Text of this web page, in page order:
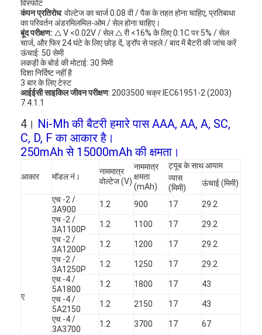
कारखाना भ्रमण
गुणवत्ता नियंत्रण
संपर्क करें
समाचार
लिथियम पॉलिमर बैटरी
ऊर्जा भंडारण बैटरी
एच बैटरी
एनआईसीडी रिचार्जेबल बैटरी
एलसीडी बैटरी चार्जर
विस्फोट
कंपन प्रतिरोध: वोल्टेज का चार्ज 0.08 वी / पैक के तहत होना चाहिए, प्रतिबाधा
का परिवर्तन अंडरमिलमिल-ओम / सेल होना चाहिए।
बूंद परीक्षण: △ V <0.02V / सेल △ री <16% के लिए 0.1C पर 5% / सेल
चार्ज, और फिर 24 घंटे के लिए छोड़ दें, ड्रॉप से ​​पहले / बाद में बैटरी की जांच करें
ऊंचाई: 50 सेमी
लकड़ी के बोर्ड की मोटाई: 30 मिमी
दिशा निर्दिष्ट नहीं है
3 बार के लिए टेस्ट
आईईसी साइकिल जीवन परीक्षण: 2003500 चक्र IEC61951-2 (2003)
7.4.1.1
4। Ni-Mh की बैटरी हमारे पास AAA, AA, A, SC,
C, D, F का आकार है।
250mAh से 15000mAh की क्षमता।
आकार मॉडल नं।
नाममात्र
वोल्टेज (V)
नाममात्र
क्षमता
(mAh)
ट्यूब के साथ आयाम
व्यास
(मिमी)
ऊंचाई (मिमी)
ए
एच -2 /
3A900
1.2 900 17
29.2
एच -2 /
3A1100P
1.2 1100 17
29.2
एच -2 /
3A1200P
1.2 1200 17
29.2
एच -2 /
3A1250P
1.2 1250 17
29.2
एच -4 /
5A1800
1.2 1800 17
43
एच -4 /
5A2150
1.2 2150 17
43
एच -4 /
3A3700
1.2 3700 17
67